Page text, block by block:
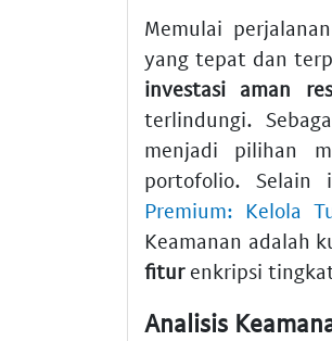
Memulai
yang tepat dan
investasi aman
terlindungi.
menjadi pilihan
portofolio. Selain
Premium: Kelola
Keamanan adalah
fiturenkripsi
Analisis